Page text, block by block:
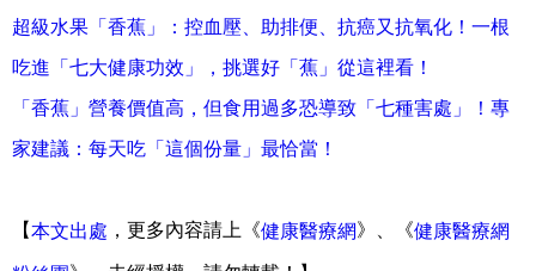
超級水果「香蕉」：控血壓、助排便、抗癌又抗氧化！一根
吃進「七大健康功效」，挑選好「蕉」從這裡看！
「香蕉」營養價值高，但食用過多恐導致「七種害處」！專
家建議：每天吃「這個份量」最恰當！
【本文出處 ，更多內容請上《健康醫療網》、《健康醫療網